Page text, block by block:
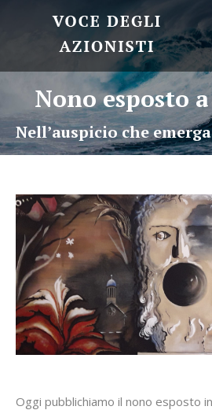
Nono esposto a
Nell’auspicio che
Oggi pubblichiamo il nono esposto